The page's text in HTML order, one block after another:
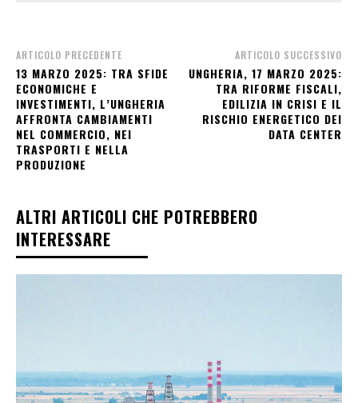
ARTICOLO PRECEDENTE
13 MARZO 2025: TRA SFIDE
ECONOMICHE E
INVESTIMENTI, L’UNGHERIA
AFFRONTA CAMBIAMENTI
NEL COMMERCIO, NEI
TRASPORTI E NELLA
PRODUZIONE
ARTICOLO SUCCESSIVO
UNGHERIA, 17 MARZO 2025:
TRA RIFORME FISCALI,
EDILIZIA IN CRISI E IL
RISCHIO ENERGETICO DEI
DATA CENTER
ALTRI ARTICOLI CHE POTREBBERO
INTERESSARE